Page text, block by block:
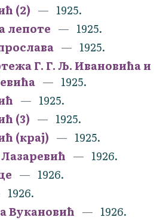
(2)
1925.
лепоте
1925.
1925.
Г. Г. Љ. Ивановића и
1925.
1925.
(3)
1925.
(крај)
1925.
1926.
1926.
1926.
Вукановић
1926.